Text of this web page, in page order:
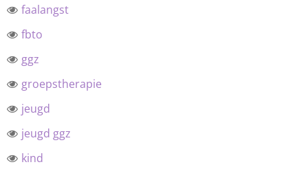
faalangst
fbto
ggz
groepstherapie
jeugd
jeugd ggz
kind